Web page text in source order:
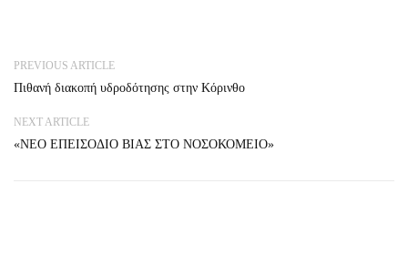
PREVIOUS ARTICLE
Πιθανή διακοπή υδροδότησης στην Κόρινθο
NEXT ARTICLE
«ΝΕΟ ΕΠΕΙΣΟΔΙΟ ΒΙΑΣ ΣΤΟ ΝΟΣΟΚΟΜΕΙΟ»